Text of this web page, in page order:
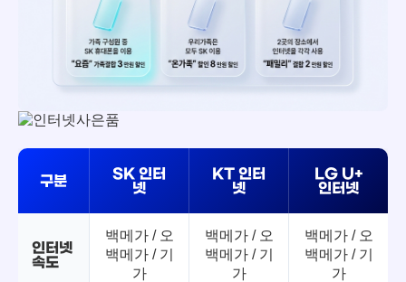
구분
SK 인터
넷
KT 인터
넷
LG U+
인터넷
인터넷
속도
백메가 / 오
백메가 / 기
가
백메가 / 오
백메가 / 기
가
백메가 / 오
백메가 / 기
가